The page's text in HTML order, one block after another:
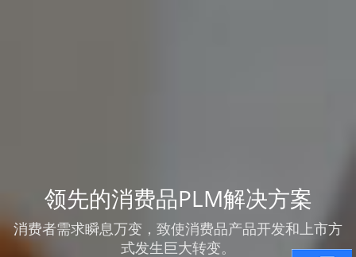
领先的消费品PLM解决方案
消费者需求瞬息万变，致使消费品产品开发和上市方
式发生巨大转变。